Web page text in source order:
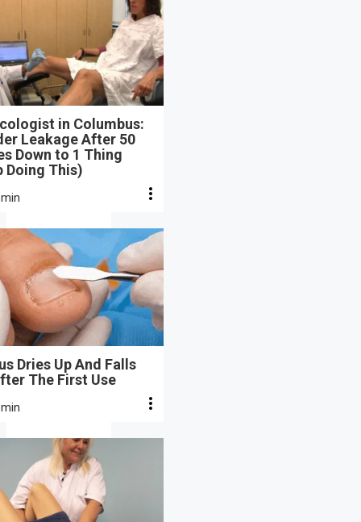
in Columbus:
Leakage After 50
Down to 1 Thing
Doing This)
Dries Up And Falls
The First Use